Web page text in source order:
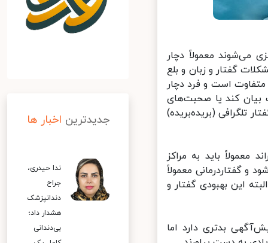
می‌شوند معمولاً دچار
گفتار و زبان و بلع
است و فرد دچار
کند یا صحبت‌های
تلگرافی (بریده‌بریده)
باید به مراکز
و گفتاردرمانی معمولاً
این بهبودی گفتار و
بدتری دارد اما
جدیدترین اخبار ها
ندا حیدری،
جراح
دندانپزشک
هشدار داد؛
بی‌دندانی